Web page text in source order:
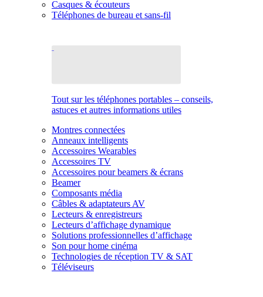
Casques & écouteurs
Téléphones de bureau et sans-fil
Tout sur les téléphones portables – conseils,
astuces et autres informations utiles
Montres connectées
Anneaux intelligents
Accessoires Wearables
Accessoires TV
Accessoires pour beamers & écrans
Beamer
Composants média
Câbles & adaptateurs AV
Lecteurs & enregistreurs
Lecteurs d’affichage dynamique
Solutions professionnelles d’affichage
Son pour home cinéma
Technologies de réception TV & SAT
Téléviseurs